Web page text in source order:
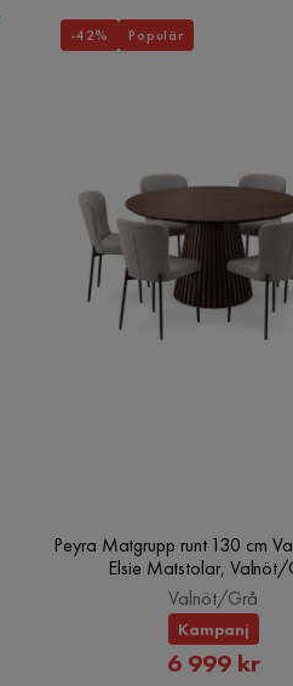
Peyra Matgrupp runt 130 cm
Elsie Matstolar, Valnöt/
Valnöt/Grå
Kampanj
6 999 kr
-42% Populär